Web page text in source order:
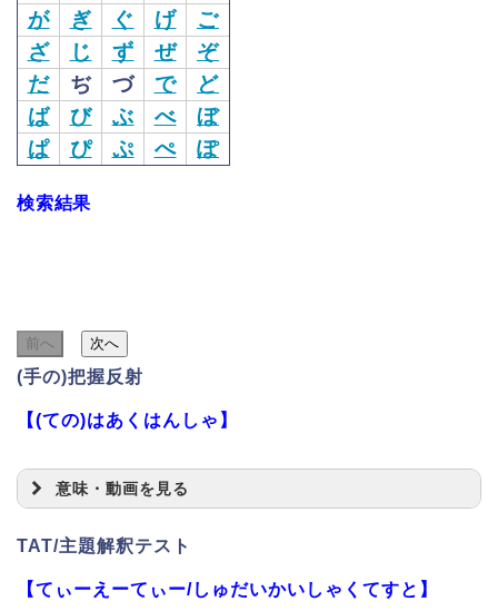
が
ぎ ぐ げ
ご
ざ
じ ず ぜ
ぞ
だ
ぢ づ で
ど
ば
び ぶ べ
ぼ
ぱ
ぴ ぷ ぺ ぽ
検索結果
前へ 次へ
(手の)把握反射
【(ての)はあくはんしゃ】
意味・動画を見る
TAT/主題解釈テスト
【てぃーえーてぃー/しゅだいかいしゃくてすと】